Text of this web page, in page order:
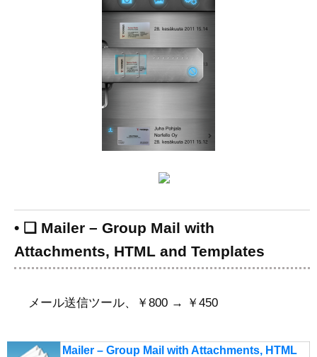
• ❑ Mailer – Group Mail with
Attachments, HTML and Templates
メール送信ツール、￥800 → ￥450
Mailer – Group Mail with Attachments, HTML